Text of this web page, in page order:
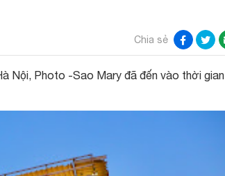
Chia sẻ
Nội, Photo -Sao Mary đã đến vào thời gian